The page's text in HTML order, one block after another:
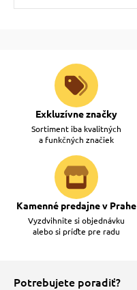
Exkluzívne značky
Sortiment iba kvalitných
a funkčných značiek
Kamenné predajne v Prahe
Vyzdvihnite si objednávku
alebo si príďte pre radu
Potrebujete poradiť?